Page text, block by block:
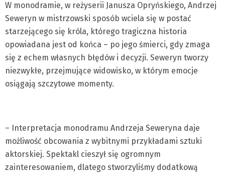
W monodramie, w reżyserii Janusza Opryńskiego, Andrzej
Seweryn w mistrzowski sposób wciela się w postać
starzejącego się króla, którego tragiczna historia
opowiadana jest od końca – po jego śmierci, gdy zmaga
się z echem własnych błędów i decyzji. Seweryn tworzy
niezwykłe, przejmujące widowisko, w którym emocje
osiągają szczytowe momenty.
– Interpretacja monodramu Andrzeja Seweryna daje
możliwość obcowania z wybitnymi przykładami sztuki
aktorskiej. Spektakl cieszył się ogromnym
zainteresowaniem, dlatego stworzyliśmy dodatkową